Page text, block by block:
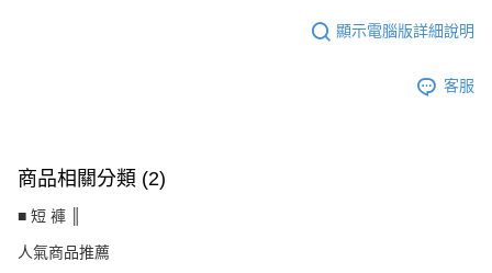
顯示電腦版詳細說明
客服
商品相關分類 (2)
■ 短 褲 ║
人氣商品推薦